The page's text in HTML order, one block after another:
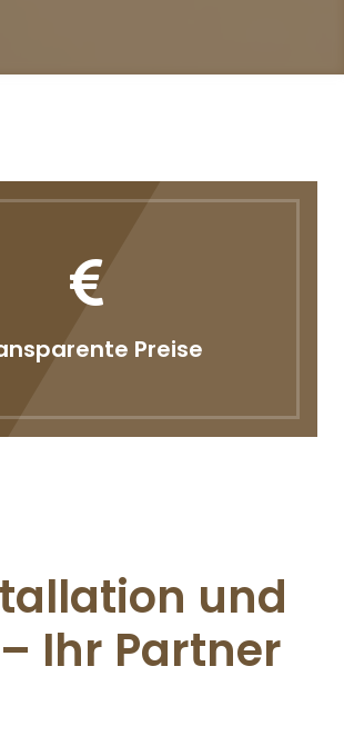
Preise
und
Ihr Partner